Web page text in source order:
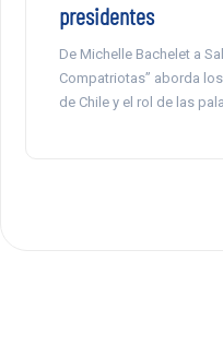
presidentes
De Michelle Bachelet a
Compatriotas” aborda
de Chile y el rol de las